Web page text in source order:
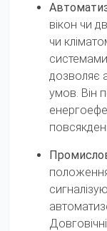
вікон чи
чи
дозволяє
умов. Він